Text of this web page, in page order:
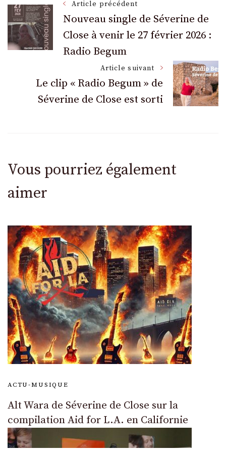
Navigation
des
articles
Article précédent
Nouveau single de Séverine de
Close à venir le 27 février 2026 :
Radio Begum
Article suivant
Le clip « Radio Begum » de
Séverine de Close est sorti
Vous pourriez également
aimer
ACTU-MUSIQUE
Alt Wara de Séverine de Close sur la
compilation Aid for L.A. en Californie